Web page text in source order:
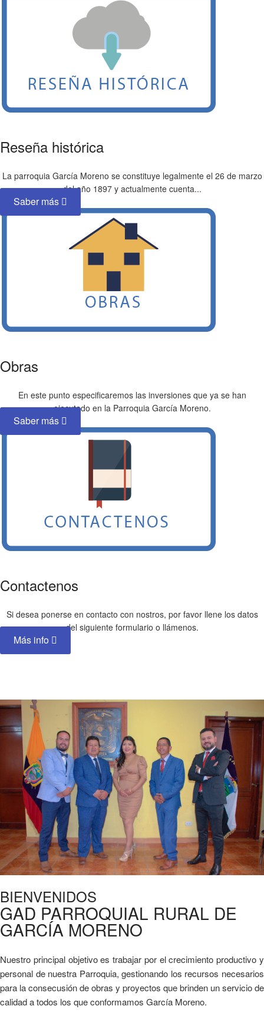
Reseña histórica
La parroquia García Moreno se constituye legalmente el 26 de marzo
del año 1897 y actualmente cuenta...
Saber más
Obras
En este punto especificaremos las inversiones que ya se han
ejecutado en la Parroquia García Moreno.
Saber más
Contactenos
Si desea ponerse en contacto con nostros, por favor llene los datos
del siguiente formulario o llámenos.
Más info
BIENVENIDOS
GAD PARROQUIAL RURAL DE
GARCÍA MORENO
Nuestro principal objetivo es trabajar por el crecimiento productivo y
personal de nuestra Parroquia, gestionando los recursos necesarios
para la consecusión de obras y proyectos que brinden un servicio de
calidad a todos los que conformamos García Moreno.